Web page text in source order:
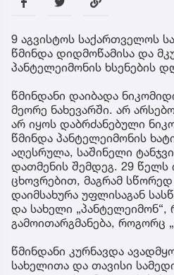
9 აგვისტოს საქართველოს
წმინდა დიდმოწამისა და
პანტელეიმონის ხსენების
წმინდანი დაიბადა
მეორე ნახევარში. არ
არ იყოს დაბრძანებული
წმინდა პანტელეიმონის
აღესრულა, საშინელი
დათმენის შემდეგ. 29 წელს
ცხოვრებით, მაგრამ სწორედ
დაიმსახურა უფლისაგან
და სახელი
გამოითარგმანება, როგორც
წმინდანი კურნავდა
სახელითა და თავისი